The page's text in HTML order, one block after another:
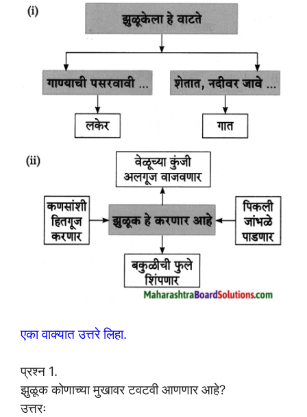
एका वाक्यात उत्तरे लिहा.
प्रश्न 1.
झुळूक कोणाच्या मुखावर टवटवी आणणार आहे?
उत्तरः